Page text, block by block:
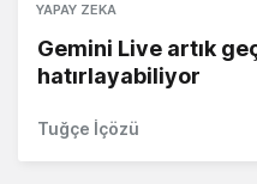
YAPAY ZEKA
Gemini Live artık
hatırlayabiliyor
Tuğçe İçözü